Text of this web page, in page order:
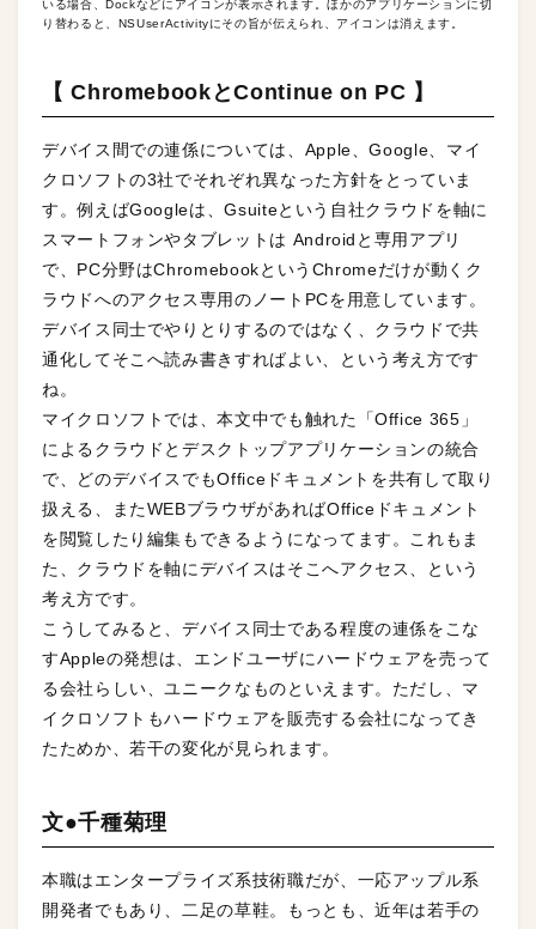
いる場合、Dockなどにアイコンが表示されます。ほかのアプリケーションに切
り替わると、NSUserActivityにその旨が伝えられ、アイコンは消えます。
【 ChromebookとContinue on PC 】
デバイス間での連係については、Apple、Google、マイ
クロソフトの3社でそれぞれ異なった方針をとっていま
す。例えばGoogleは、Gsuiteという自社クラウドを軸に
スマートフォンやタブレットは Androidと専用アプリ
で、PC分野はChromebookというChromeだけが動くク
ラウドへのアクセス専用のノートPCを用意しています。
デバイス同士でやりとりするのではなく、クラウドで共
通化してそこへ読み書きすればよい、という考え方です
ね。
マイクロソフトでは、本文中でも触れた「Office 365」
によるクラウドとデスクトップアプリケーションの統合
で、どのデバイスでもOfficeドキュメントを共有して取り
扱える、またWEBブラウザがあればOfficeドキュメント
を閲覧したり編集もできるようになってます。これもま
た、クラウドを軸にデバイスはそこへアクセス、という
考え方です。
こうしてみると、デバイス同士である程度の連係をこな
すAppleの発想は、エンドユーザにハードウェアを売って
る会社らしい、ユニークなものといえます。ただし、マ
イクロソフトもハードウェアを販売する会社になってき
たためか、若干の変化が見られます。
文●千種菊理
本職はエンタープライズ系技術職だが、一応アップル系
開発者でもあり、二足の草鞋。もっとも、近年は若手の